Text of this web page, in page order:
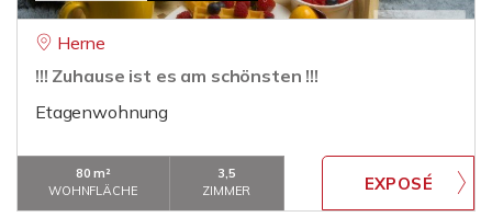
Herne
!!! Zuhause ist es am schönsten !!!
Etagenwohnung
80 m²
WOHNFLÄCHE
3,5
ZIMMER